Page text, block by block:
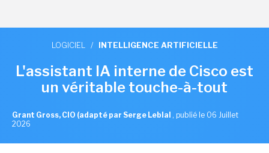
LOGICIEL / INTELLIGENCE ARTIFICIELLE
L'assistant IA interne de Cisco est
un véritable touche-à-tout
Grant Gross, CIO (adapté par Serge Leblal , publié le 06 Juillet
2026